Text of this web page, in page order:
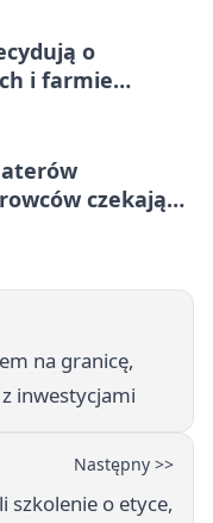
o
i farmie
czekają
na granicę,
inwestycjami
Następny >>
szkolenie o etyce,